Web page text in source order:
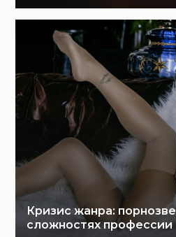
Кризис жанра:
сложностях профессии